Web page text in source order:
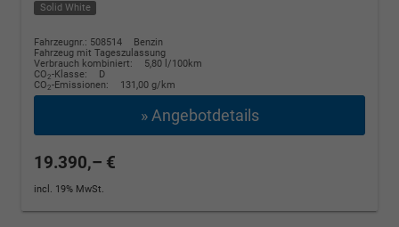
Solid White
Fahrzeugnr.: 508514
Benzin
Fahrzeug mit Tageszulassung
Verbrauch kombiniert:
5,80 l/100km
CO2-Klasse:
D
CO2-Emissionen: 131,00 g/km
» Angebotdetails
19.390,– €
incl. 19% MwSt.